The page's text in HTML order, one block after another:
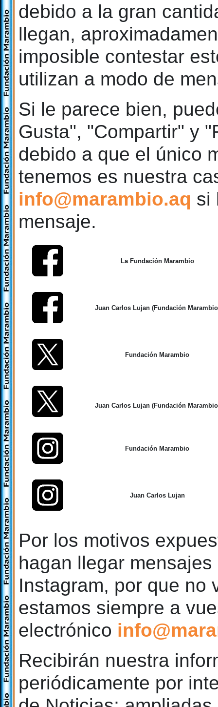
debido a la gran
llegan,
imposible contestar
utilizan a modo de
Si le parece bien,
Gusta", "Compartir" y
debido a que el único
tenemos es nuestra
info@marambio.aq si
mensaje.
La Fundación Marambio
Juan Carlos Lujan (Fundación
Fundación Marambio
Juan Carlos Lujan (Fundación
Fundación Marambio
Juan Carlos Lujan
Por los motivos
hagan llegar
Instagram, por que no
estamos siempre a
electrónico
Recibirán nuestra
periódicamente por